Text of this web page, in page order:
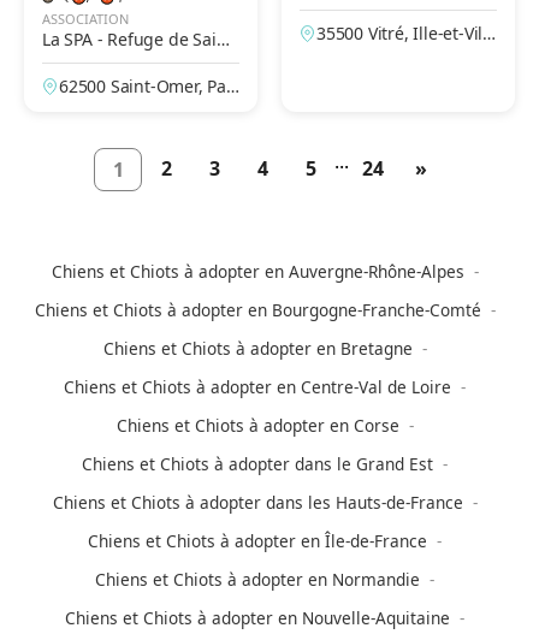
ASSOCIATION
La SPA - Refuge de Saint-
Omer – Le Brockus
62500 Saint-Omer, Pas
– Le Bois Pinson
35500 Vitré, Ille-et-Vilai
1 2 3 4 5 ... 24 »
Chiens et Chiots à adopter en Auvergne-Rhône-Alpes
Chiens et Chiots à adopter en Bourgogne-Franche-Comté
Chiens et Chiots à adopter en Bretagne
Chiens et Chiots à adopter en Centre-Val de Loire
Chiens et Chiots à adopter en Corse
Chiens et Chiots à adopter dans le Grand Est
Chiens et Chiots à adopter dans les Hauts-de-France
Chiens et Chiots à adopter en Île-de-France
Chiens et Chiots à adopter en Normandie
Chiens et Chiots à adopter en Nouvelle-Aquitaine